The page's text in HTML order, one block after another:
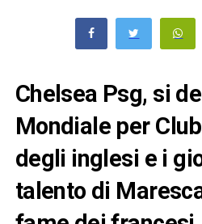
Chelsea Psg, si
Mondiale per
degli inglesi e i
talento di